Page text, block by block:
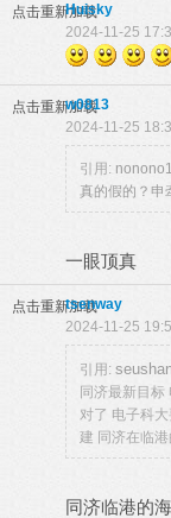
点击重新加载
Huisky
2024-11-25
点击重新加载
w0813
2024-11-25
引用:
真的假的？申
一眼顶真
点击重新加载
tsenway
2024-11-25
引用:
同济最新目标
对了 电子科
建 同济在临港
同济临港的